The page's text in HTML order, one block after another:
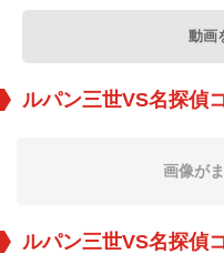
動画
ルパン三世VS名探偵
画像が
ルパン三世VS名探偵